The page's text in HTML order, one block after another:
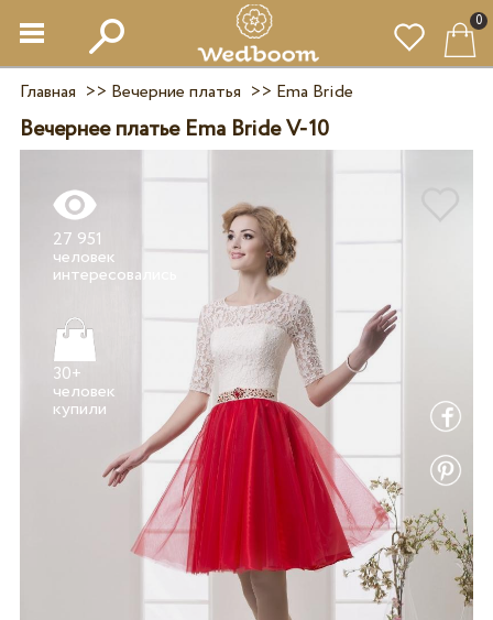
0
Главная >> Вечерние платья >> Ema Bride
Вечернее платье Ema Bride V-10
27 951
человек
30+
человек